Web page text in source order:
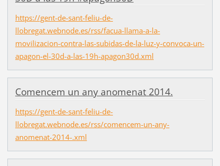
https://gent-de-sant-feliu-de-
llobregat.webnode.es/rss/facua-llama-a-la-
movilizacion-contra-las-subidas-de-la-luz-y-convoca-un-
apagon-el-30d-a-las-19h-apagon30d.xml
Comencem un any anomenat 2014.
https://gent-de-sant-feliu-de-
llobregat.webnode.es/rss/comencem-un-any-
anomenat-2014-.xml